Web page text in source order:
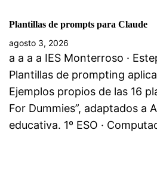
Plantillas de prompts para Claude
agosto 3, 2026
a a a a IES Monterroso ·
Plantillas de prompting
Ejemplos propios de las 16
For Dummies”, adaptados a
educativa. 1º ESO ·